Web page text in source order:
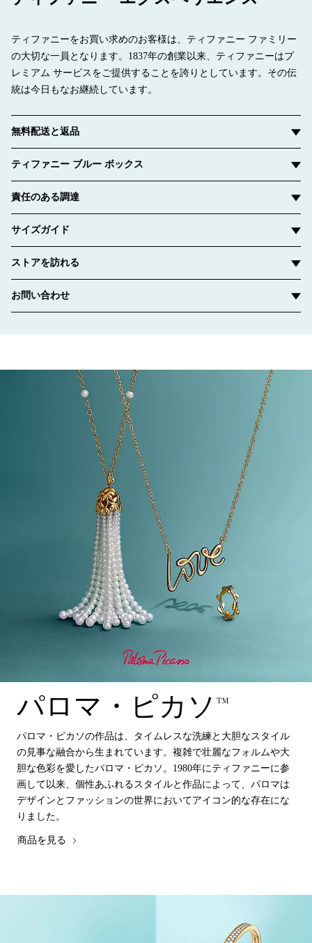
ティファニーをお買い求めのお客様は、ティファニー ファミリー
の大切な一員となります。1837年の創業以来、ティファニーはプ
レミアム サービスをご提供することを誇りとしています。その伝
統は今日もなお継続しています。
無料配送と返品
ティファニー ブルー ボックス
責任のある調達
サイズガイド
ストアを訪れる
お問い合わせ
パロマ・ピカソ™
パロマ・ピカソの作品は、タイムレスな洗練と大胆なスタイル
の見事な融合から生まれています。複雑で壮麗なフォルムや大
胆な色彩を愛したパロマ・ピカソ。1980年にティファニーに参
画して以来、個性あふれるスタイルと作品によって、パロマは
デザインとファッションの世界においてアイコン的な存在にな
りました。
商品を見る